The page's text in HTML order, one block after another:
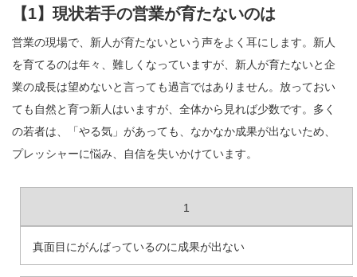
【1】現状若手の営業が育たないのは
営業の現場で、新人が育たないという声をよく耳にします。新人
を育てるのは年々、難しくなっていますが、新人が育たないと企
業の成長は望めないと言っても過言ではありません。放っておい
ても自然と育つ新人はいますが、全体から見れば少数です。多く
の若者は、「やる気」があっても、なかなか成果が出ないため、
プレッシャーに悩み、自信を失いかけています。
1
真面目にがんばっているのに成果が出ない